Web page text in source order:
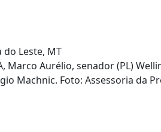
Marco Aurélio, senador (PL)
Machnic. Foto: Assessoria da